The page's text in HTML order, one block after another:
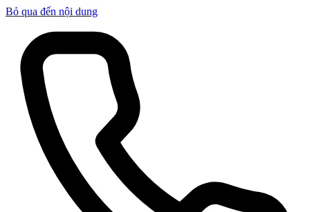
Bỏ qua đến nội dung